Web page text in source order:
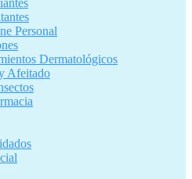
Personal
Dermatológicos
Afeitado